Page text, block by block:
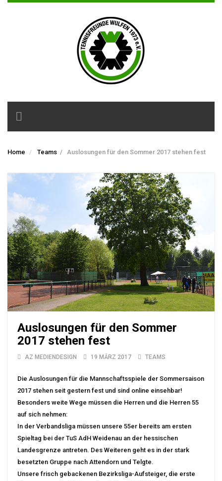
Toggle
navigation
Home Teams / Auslosungen für den Sommer 2017 stehen fest
Auslosungen für den Sommer
2017 stehen fest
AZ MEDIENDESIGN 19 MÄRZ 2017 TEAMS
Die Auslosungen für die Mannschaftsspiele der Sommersaison
2017 stehen seit gestern fest und sind online einsehbar!
Besonders weite Wege müssen die Herren und die Herren 55
auf sich nehmen:
In der Verbandsliga müssen unsere 55er bereits am ersten
Spieltag bei der TuS AdH Weidenau an der hessischen
Landesgrenze antreten. Des Weiteren geht es in der stark
besetzten Gruppe nach Attendorn und Telgte.
Unsere frisch gebackenen Bezirksliga-Aufsteiger, die erste